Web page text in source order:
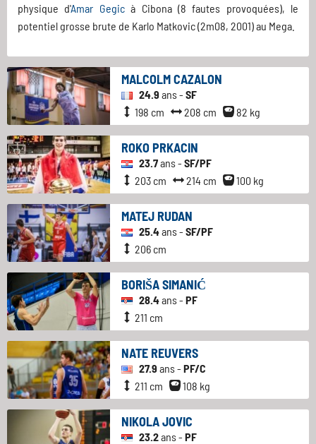
physique d'Amar Gegicà Cibona (8 fautes provoquées), le
potentiel grosse brute de Karlo Matkovic (2m08, 2001) au Mega.
MALCOLM CAZALON
24.9ans - SF
198 cm
208 cm 82 kg
ROKO PRKACIN
23.7ans - SF/PF
203 cm
214 cm 100 kg
MATEJ RUDAN
25.4ans - SF/PF
206 cm
BORIŠA SIMANIĆ
28.4ans - PF
211 cm
NATE REUVERS
27.9ans - PF/C
211 cm
108 kg
NIKOLA JOVIC
23.2ans - PF